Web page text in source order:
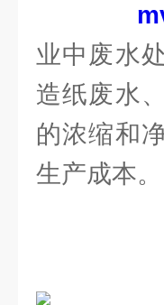
业中废水
造纸废水
的浓缩和
生产成本。